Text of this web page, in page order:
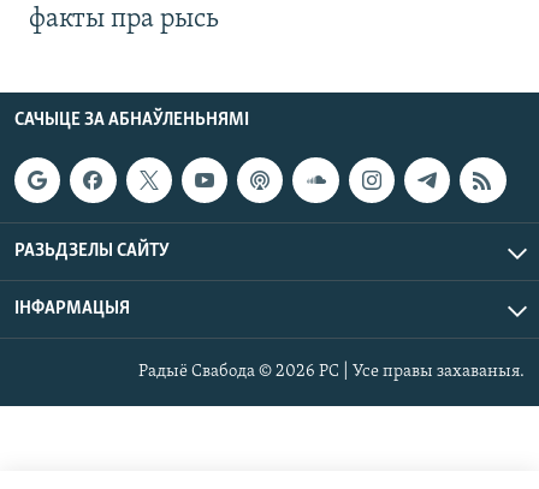
факты пра рысь
САЧЫЦЕ ЗА АБНАЎЛЕНЬНЯМІ
РАЗЬДЗЕЛЫ САЙТУ
ІНФАРМАЦЫЯ
Радыё Свабода © 2026 РС | Усе правы захаваныя.